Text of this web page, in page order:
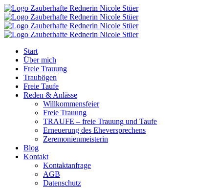
Start
Über mich
Freie Trauung
Traubögen
Freie Taufe
Reden & Anlässe
Willkommensfeier
Freie Trauung
TRAUFE – freie Trauung und Taufe
Erneuerung des Eheversprechens
Zeremonienmeisterin
Blog
Kontakt
Kontaktanfrage
AGB
Datenschutz